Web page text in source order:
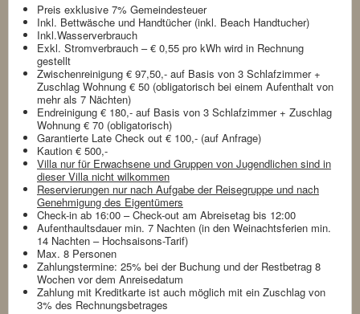
Preis exklusive 7% Gemeindesteuer
Inkl. Bettwäsche und Handtücher (inkl. Beach Handtucher)
Inkl.Wasserverbrauch
Exkl. Stromverbrauch – € 0,55 pro kWh wird in Rechnung
gestellt
Zwischenreinigung € 97,50,- auf Basis von 3 Schlafzimmer +
Zuschlag Wohnung € 50 (obligatorisch bei einem Aufenthalt von
mehr als 7 Nächten)
Endreinigung € 180,- auf Basis von 3 Schlafzimmer + Zuschlag
Wohnung € 70 (obligatorisch)
Garantierte Late Check out € 100,- (auf Anfrage)
Kaution € 500,-
Villa nur für Erwachsene und Gruppen von Jugendlichen sind in
dieser Villa nicht wilkommen
Reservierungen nur nach Aufgabe der Reisegruppe und nach
Genehmigung des Eigentümers
Check-in ab 16:00 – Check-out am Abreisetag bis 12:00
Aufenthaultsdauer min. 7 Nachten (in den Weinachtsferien min.
14 Nachten – Hochsaisons-Tarif)
Max. 8 Personen
Zahlungstermine: 25% bei der Buchung und der Restbetrag 8
Wochen vor dem Anreisedatum
Zahlung mit Kreditkarte ist auch möglich mit ein Zuschlag von
3% des Rechnungsbetrages